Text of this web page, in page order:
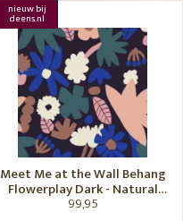
nieuw bij
deens.nl
Meet Me at the Wall Behang
Flowerplay Dark - Natural
Noord
99,95